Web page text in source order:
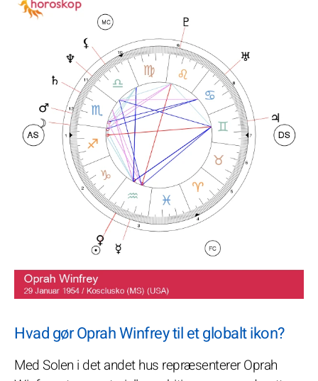
Hvad gør Oprah Winfrey til et globalt ikon?
Med Solen i det andet hus repræsenterer Oprah